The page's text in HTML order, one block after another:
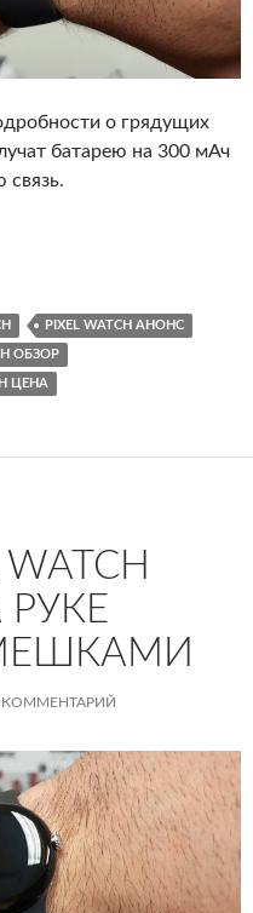
о грядущих
батарею на 300 мАч
связь.
о Pixel Watch: у часов
PIXEL WATCH АНОНС
ОБЗОР
ЦЕНА
КОММЕНТАРИЙ